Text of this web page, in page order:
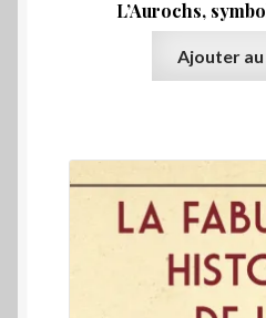
L’Aurochs,
Ajouter